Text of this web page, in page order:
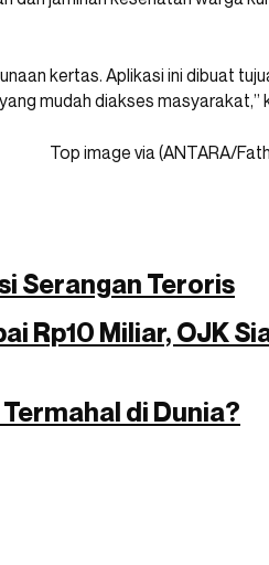
kertas. Aplikasi ini dibuat
mudah diakses masyarakat,”
Top image via (ANTARA/
Serangan Teroris
Rp10 Miliar, OJK
di Dunia?